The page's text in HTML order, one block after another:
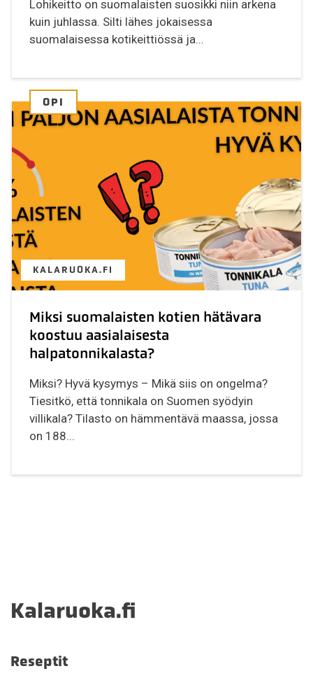
Lohikeitto on suomalaisten suosikki niin arkena
kuin juhlassa. Silti lähes jokaisessa
suomalaisessa kotikeittiössä ja...
OPI
KALARUOKA.FI
Miksi suomalaisten kotien hätävara
koostuu aasialaisesta
halpatonnikalasta?
Miksi? Hyvä kysymys – Mikä siis on ongelma?
Tiesitkö, että tonnikala on Suomen syödyin
villikala? Tilasto on hämmentävä maassa, jossa
on 188...
Kalaruoka.fi
Reseptit